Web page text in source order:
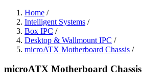
Home /
Intelligent Systems /
Box IPC /
Desktop & Wallmount IPC /
microATX Motherboard Chassis /
microATX Motherboard Chassis